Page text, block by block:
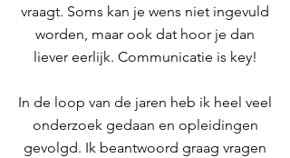
vraagt. Soms kan je wens niet ingevuld
worden, maar ook dat hoor je dan
liever eerlijk. Communicatie is key!
In de loop van de jaren heb ik heel veel
onderzoek gedaan en opleidingen
gevolgd. Ik beantwoord graag vragen